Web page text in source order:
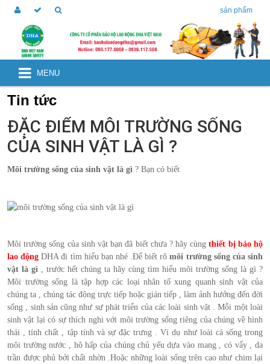
sản phẩm
MENU
Tin tức
ĐẶC ĐIỂM MÔI TRƯỜNG SỐNG
CỦA SINH VẬT LÀ GÌ ?
Môi trường sống của sinh vật là gì ? Bạn có biết
Môi trường sống của sinh vật bạn đã biết chưa ? hãy cùngthiết bị bảo hộ
lao động DHA đi tìm hiểu bạn nhé .Để biết rõmôi trường sống của sinh
vật là gì , trước hết chúng ta hãy cùng tìm hiểu môi trường sống là gì ?
Môi trường sống là tập hợp các loại nhân tố xung quanh sinh vật của
chúng ta , chúng tác động trực tiếp hoặc gián tiếp , làm ảnh hưởng đến đời
sống , sinh sản cũng như sự phát triển của các loài sinh vật . Mỗi một loài
sinh vật lại có sự thích nghi với môi trường sống riêng của chúng về hình
thái , tính chất , tập tính và sự đặc trưng . Ví dụ như loài cá sống trong
môi trường nước , hô hấp của chúng chủ yếu dựa vào mang , có vẩy , da
trần được phủ bởi chất nhờn .Hoặc những loài sống trên cao như chim lại